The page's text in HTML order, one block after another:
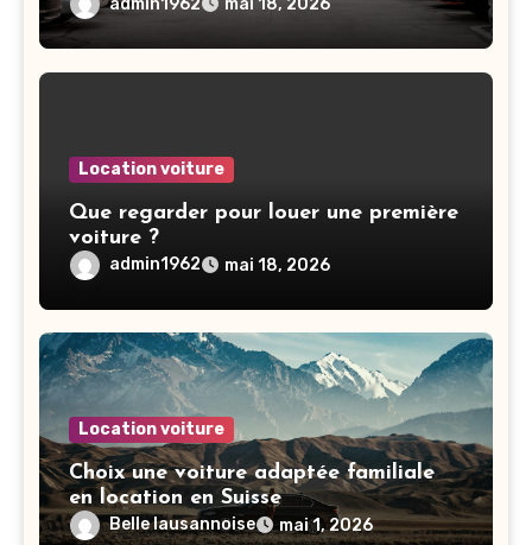
mai 18, 2026
Location voiture
Que regarder pour louer une première
voiture ?
admin1962 mai 18, 2026
Location voiture
Choix une voiture adaptée familiale
en location en Suisse
Belle lausannoise mai 1, 2026